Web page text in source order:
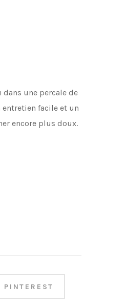
une percale de
entretien facile et un
encore plus doux.
PINTEREST